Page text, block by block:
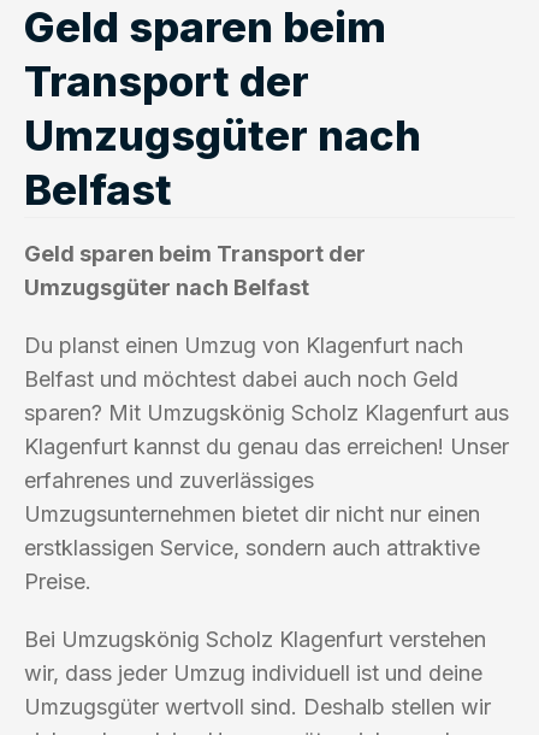
Geld sparen beim
Transport der
Umzugsgüter nach
Belfast
Geld sparen beim Transport der
Umzugsgüter nach Belfast
Du planst einen Umzug von Klagenfurt nach
Belfast und möchtest dabei auch noch Geld
sparen? Mit Umzugskönig Scholz Klagenfurt aus
Klagenfurt kannst du genau das erreichen! Unser
erfahrenes und zuverlässiges
Umzugsunternehmen bietet dir nicht nur einen
erstklassigen Service, sondern auch attraktive
Preise.
Bei Umzugskönig Scholz Klagenfurt verstehen
wir, dass jeder Umzug individuell ist und deine
Umzugsgüter wertvoll sind. Deshalb stellen wir